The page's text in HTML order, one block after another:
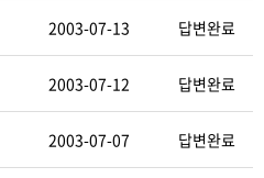
2003-07-13 답변완료
2003-07-12 답변완료
2003-07-07 답변완료